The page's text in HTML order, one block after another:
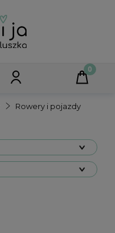
Rowery i pojazdy